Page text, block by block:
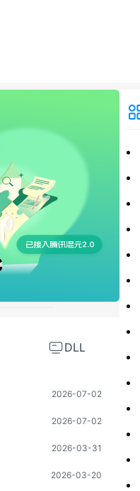
DLL
2026-07-02
2026-07-02
2026-03-31
2026-03-20